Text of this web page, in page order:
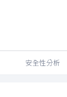
安全性分析